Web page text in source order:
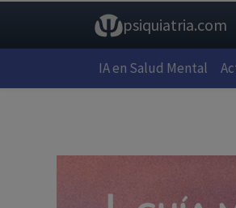
psiquiatria.com
IA en Salud Mental